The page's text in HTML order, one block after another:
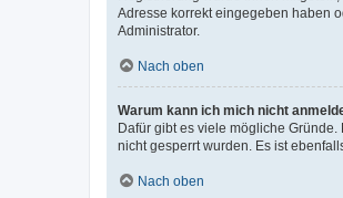
Adresse korrekt eingegeben haben
Administrator.
Nach oben
Warum kann ich mich nicht
Dafür gibt es viele mögliche
nicht gesperrt wurden. Es ist
Nach oben